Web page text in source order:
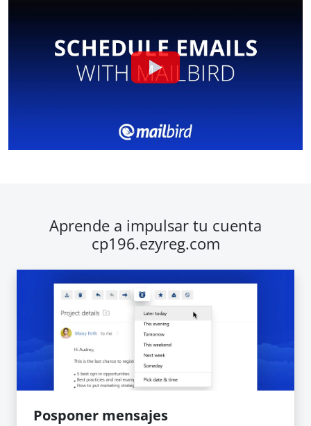
Aprende a impulsar tu cuenta
cp196.ezyreg.com
Posponer mensajes